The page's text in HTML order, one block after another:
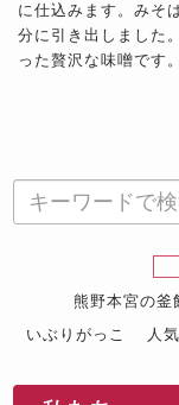
に仕込みます。みそ
分に引き出しました
った贅沢な味噌です。
熊野本宮の釜
いぶりがっこ
人